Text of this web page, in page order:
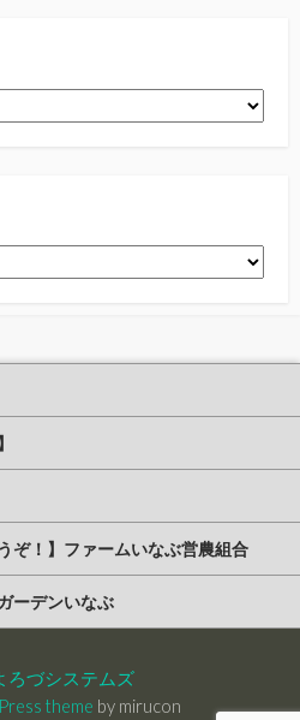
ぞ！】ファームいなぶ営農組合
ーデンいなぶ
ろづシステムズ
theme by mirucon